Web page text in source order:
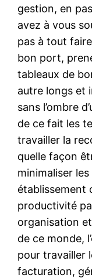
gestion, en
avez à vous
pas à tout
bon port,
tableaux de
autre longs et
sans l’ombre
de ce fait les
travailler la
quelle façon
minimaliser les
établissement
productivité
organisation et
de ce monde,
pour travailler
facturation,